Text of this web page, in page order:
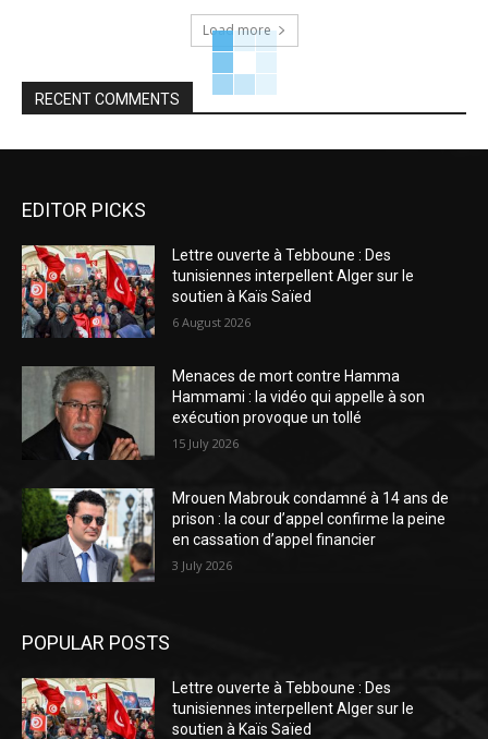
Load more
RECENT COMMENTS
EDITOR PICKS
Lettre ouverte à Tebboune : Des
tunisiennes interpellent Alger sur le
soutien à Kaïs Saïed
6 August 2026
Menaces de mort contre Hamma
Hammami : la vidéo qui appelle à son
exécution provoque un tollé
15 July 2026
Mrouen Mabrouk condamné à 14 ans de
prison : la cour d’appel confirme la peine
en cassation d’appel financier
3 July 2026
POPULAR POSTS
Lettre ouverte à Tebboune : Des
tunisiennes interpellent Alger sur le
soutien à Kaïs Saïed